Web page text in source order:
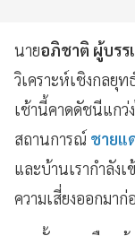
นายอภิชาติ ผู้บรร
วิเคราะห์เชิงกลยุท
เช้านี้คาดดัชนีแกว่
สถานการณ์ ชายแ
และบ้านเรากำลังเ
ความเสี่ยงออกมาก่